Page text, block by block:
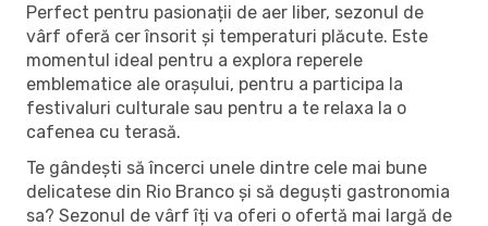
Perfect pentru pasionații de aer liber, sezonul de
vârf oferă cer însorit și temperaturi plăcute. Este
momentul ideal pentru a explora reperele
emblematice ale orașului, pentru a participa la
festivaluri culturale sau pentru a te relaxa la o
cafenea cu terasă.
Te gândești să încerci unele dintre cele mai bune
delicatese din Rio Branco și să deguști gastronomia
sa? Sezonul de vârf îți va oferi o ofertă mai largă de